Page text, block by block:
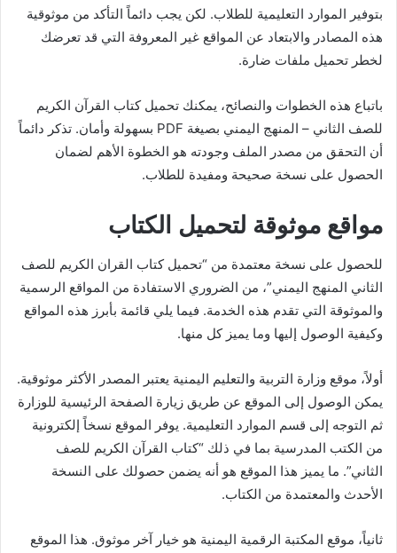
بتوفير الموارد التعليمية للطلاب. لكن يجب دائماً التأكد من موثوقية
هذه المصادر والابتعاد عن المواقع غير المعروفة التي قد تعرضك
لخطر تحميل ملفات ضارة.
باتباع هذه الخطوات والنصائح، يمكنك تحميل كتاب القرآن الكريم
للصف الثاني – المنهج اليمني بصيغة PDF بسهولة وأمان. تذكر دائماً
أن التحقق من مصدر الملف وجودته هو الخطوة الأهم لضمان
الحصول على نسخة صحيحة ومفيدة للطلاب.
مواقع موثوقة لتحميل الكتاب
للحصول على نسخة معتمدة من “تحميل كتاب القران الكريم للصف
الثاني المنهج اليمني”، من الضروري الاستفادة من المواقع الرسمية
والموثوقة التي تقدم هذه الخدمة. فيما يلي قائمة بأبرز هذه المواقع
وكيفية الوصول إليها وما يميز كل منها.
أولاً، موقع وزارة التربية والتعليم اليمنية يعتبر المصدر الأكثر موثوقية.
يمكن الوصول إلى الموقع عن طريق زيارة الصفحة الرئيسية للوزارة
ثم التوجه إلى قسم الموارد التعليمية. يوفر الموقع نسخاً إلكترونية
من الكتب المدرسية بما في ذلك “كتاب القرآن الكريم للصف
الثاني”. ما يميز هذا الموقع هو أنه يضمن حصولك على النسخة
الأحدث والمعتمدة من الكتاب.
ثانياً، موقع المكتبة الرقمية اليمنية هو خيار آخر موثوق. هذا الموقع